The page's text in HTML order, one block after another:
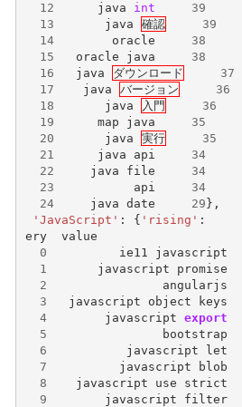
12 java int
39
13
java 確認
39
14
oracle
38
15
oracle java
38
16
java ダウンロード
37
17
java バージョン
36
18
java 入門
36
19
map java
35
20
java 実行
35
21
java api
34
22
java file
34
23
api
34
24
java date 29},
'JavaScript' : { 'rising' :
ery
value
0
ie11 javascript
1
javascript promise
2
angularjs
3
javascript object keys
4
javascript export
5
bootstrap
6
javascript let
7
javascript blob
8
javascript use strict
9
javascript filter